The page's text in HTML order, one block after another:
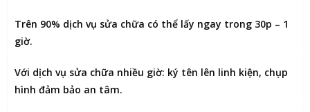
Trên 90% dịch vụ sửa chữa có thể lấy ngay trong 30p – 1
giờ.
Với dịch vụ sửa chữa nhiều giờ: ký tên lên linh kiện, chụp
hình đảm bảo an tâm.